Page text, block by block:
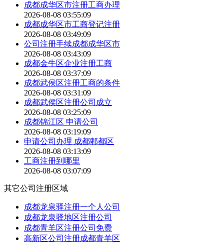
成都成华区市注册工商办理
2026-08-08 03:55:09
成都成华区市工商登记注册
2026-08-08 03:49:09
公司注册手续成都成华区市
2026-08-08 03:43:09
成都金牛区企业注册工商
2026-08-08 03:37:09
成都武侯区注册工商的条件
2026-08-08 03:31:09
成都武侯区注册公司成立
2026-08-08 03:25:09
成都锦江区 申请公司
2026-08-08 03:19:09
申请公司办理 成都郫都区
2026-08-08 03:13:09
工商注册到哪里
2026-08-08 03:07:09
其它公司注册区域
成都龙泉驿注册一个人公司
成都龙泉驿地区注册公司
成都青羊区注册公司免费
高新区公司注册成都青羊区